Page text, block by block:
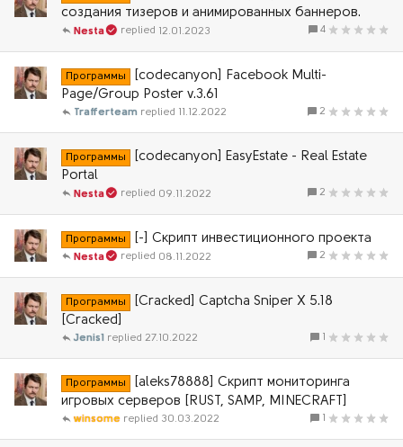
создания тизеров и анимированных баннеров.
4
12.01.2023
Nesta
Программы
[codecanyon] Facebook Multi-
Page/Group Poster v.3.61
2
11.12.2022
Trafferteam
Программы
[codecanyon] EasyEstate - Real Estate
Portal
2
09.11.2022
Nesta
Программы [-] Скрипт инвестиционного проекта
2
08.11.2022
Nesta
Программы
[Cracked] Captcha Sniper X 5.18
[Cracked]
1
27.10.2022
Jenis1
Программы
[aleks78888] Скрипт мониторинга
игровых серверов [RUST, SAMP, MINECRAFT]
1
30.03.2022
winsome